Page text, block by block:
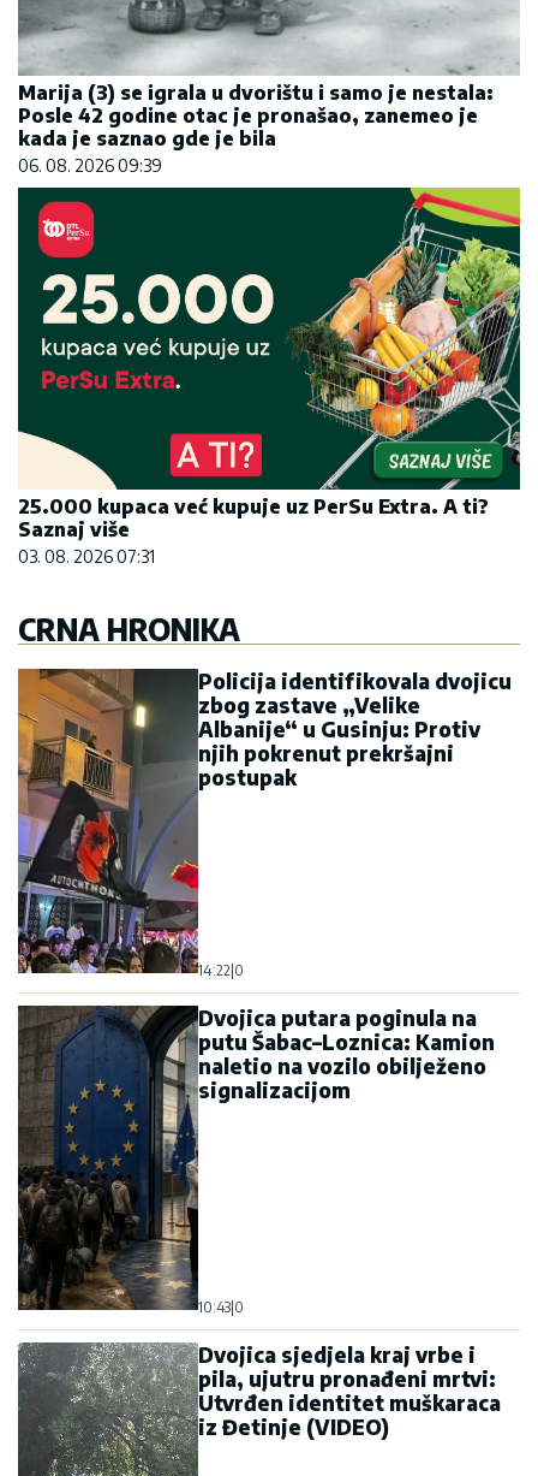
Marija (3) se igrala u dvorištu i samo je nestala:
Posle 42 godine otac je pronašao, zanemeo je
kada je saznao gde je bila
06. 08. 2026 09:39
25.000 kupaca već kupuje uz PerSu Extra. A ti?
Saznaj više
03. 08. 2026 07:31
CRNA HRONIKA
Policija identifikovala dvojicu
zbog zastave „Velike
Albanije“ u Gusinju: Protiv
njih pokrenut prekršajni
postupak
14:22 0
Dvojica putara poginula na
putu Šabac–Loznica: Kamion
naletio na vozilo obilježeno
signalizacijom
10:43 0
Dvojica sjedjela kraj vrbe i
pila, ujutru pronađeni mrtvi:
Utvrđen identitet muškaraca
iz Đetinje (VIDEO)